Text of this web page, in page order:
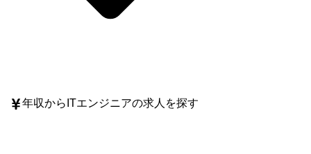
年収からITエンジニアの求人を探す